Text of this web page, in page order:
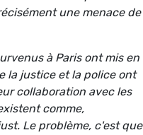
une menace de
à Paris ont mis en
la justice et la police ont
collaboration avec les
comme,
Le problème, c'est que